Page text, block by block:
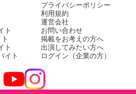
ト
ト
イト
プライバシーポリシー
利用規約
運営会社
お問い合わせ
掲載をお考えの方へ
出演してみたい方へ
ログイン（企業の方）